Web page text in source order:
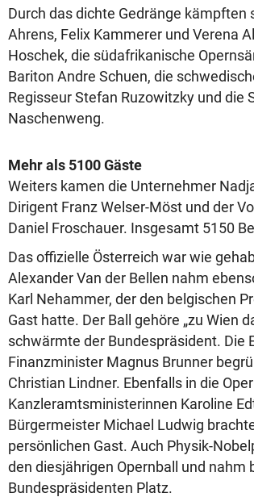
Durch das dichte Gedränge
Ahrens, Felix Kammerer und Verena
Hoschek, die südafrikanische
Bariton Andre Schuen, die
Regisseur Stefan Ruzowitzky und die
Naschenweng.
Mehr als 5100 Gäste
Weiters kamen die Unternehmer
Dirigent Franz Welser-Möst und der
Daniel Froschauer. Insgesamt 5150
Das offizielle Österreich war wie
Alexander Van der Bellen nahm
Karl Nehammer, der den belgischen
Gast hatte. Der Ball gehöre „zu Wien
schwärmte der Bundespräsident. Die
Finanzminister Magnus Brunner
Christian Lindner. Ebenfalls in die
Kanzleramtsministerinnen Karoline
Bürgermeister Michael Ludwig
persönlichen Gast. Auch Physik-
den diesjährigen Opernball und nahm
Bundespräsidenten Platz.